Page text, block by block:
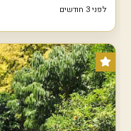
לפני 3 חודשים